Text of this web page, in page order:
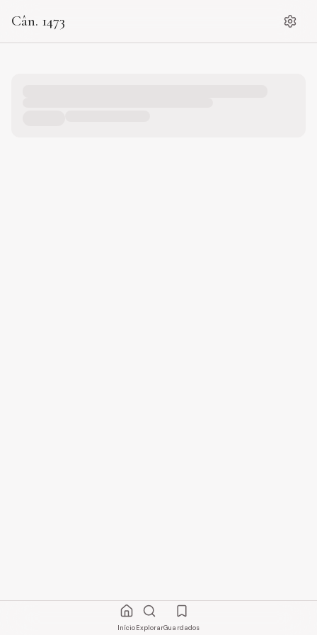
Cân. 1473
InícioExplorarGuardados